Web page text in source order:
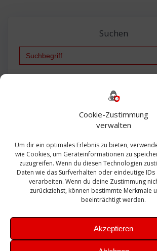
Cookie-Zustimmung
verwalten
Um dir ein optimales Erlebnis zu bieten,
wie Cookies, um Geräteinformationen zu
zuzugreifen. Wenn du diesen Technologien
Daten wie das Surfverhalten oder eindeutige
verarbeiten. Wenn du deine Zustimmung
zurückziehst, können bestimmte Merkmale
beeinträchtigt werden.
Akzeptieren
Suchen
Search
Bautagebuch
Exchange firewall Fritzbox
Microsoft
Sanierung SBS Security Server
Sicherung SIEM Sophos SSL
Update Upgrade UTM VCenter
VMWare VPN WAZUH
Zertifikat